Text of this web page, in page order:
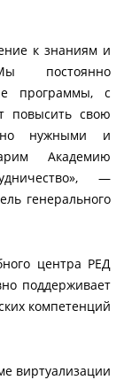
к знаниям и
постоянно
программы, с
повысить свою
нужными и
Академию
—
генерального
центра РЕД
поддерживает
компетенций
виртуализации